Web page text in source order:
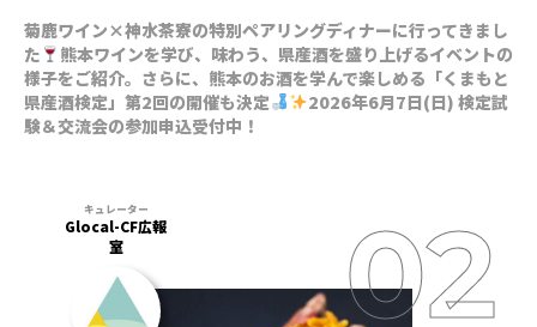
菊鹿ワイン×神水茶寮の特別ペアリングディナーに行ってきまし
た
熊本ワインを学び、味わう、県産酒を盛り上げるイベントの
様子をご紹介。さらに、熊本のお酒を学んで楽しめる「くまもと
県産酒検定」第2回の開催も決定
2026年6月7日(日) 検定試
験＆交流会の参加申込受付中！
Glocal-CF広報
室